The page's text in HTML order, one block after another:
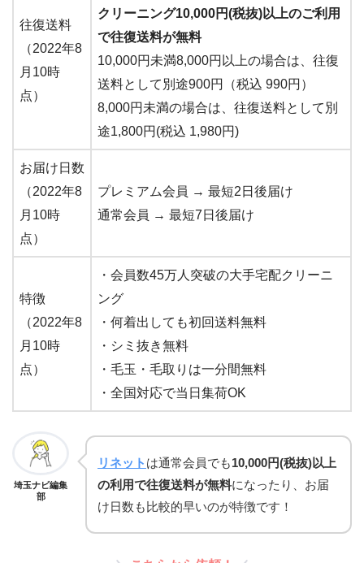
往復送料
（2022年8
月10時
点）
クリーニング10,000円(税抜)以上のご利用
で往復送料が無料
10,000円未満8,000円以上の場合は、往復
送料として別途900円（税込 990円）
8,000円未満の場合は、往復送料として別
途1,800円(税込 1,980円)
お届け日数
（2022年8
月10時
点）
プレミアム会員 → 最短2日後届け
通常会員 → 最短7日後届け
特徴
（2022年8
月10時
点）
・会員数45万人突破の大手宅配クリーニ
ング
・何着出しても初回送料無料
・シミ抜き無料
・毛玉・毛取りは一分間無料
・全国対応で当日集荷OK
埼玉ナビ編集
部
リネット は通常会員でも10,000円(税抜)以上
の利用で往復送料が無料になったり、お届
け日数も比較的早いのが特徴です！